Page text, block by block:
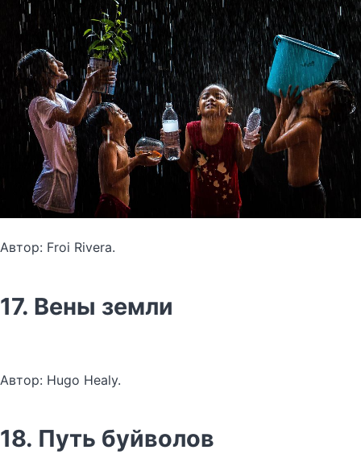
Автор: Froi Rivera.
17. Вены земли
Автор: Hugo Healy.
18. Путь буйволов